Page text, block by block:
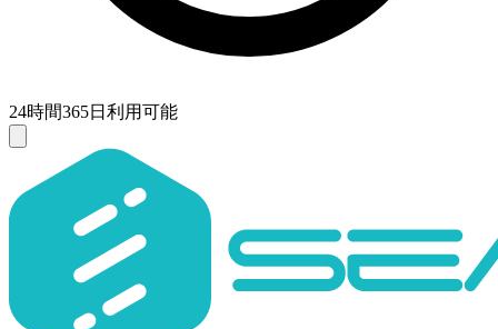
24時間365日利用可能